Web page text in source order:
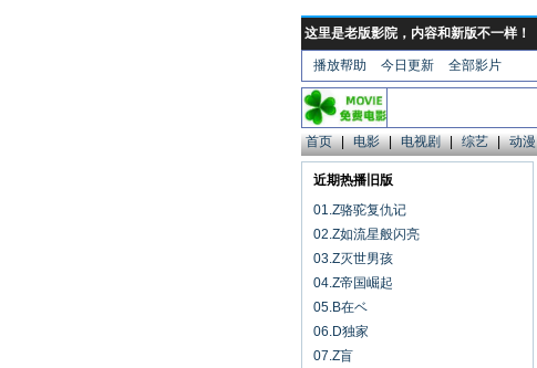
这里是老版影院，内容和新版不一样！
播放帮助 今日更新 全部影片
首页 | 电影 | 电视剧 | 综艺 | 动漫
近期热播旧版
01.Z骆驼复仇记
02.Z如流星般闪亮
03.Z灭世男孩
04.Z帝国崛起
05.B在ベ
06.D独家
07.Z盲